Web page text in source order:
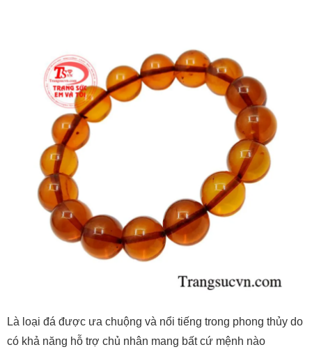
Là loại đá được ưa chuộng và nổi tiếng trong phong thủy do
có khả năng hỗ trợ chủ nhân mang bất cứ mệnh nào